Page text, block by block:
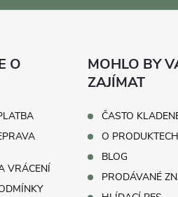
O
VRÁCENÍ
MOHLO BY
ZAJÍMAT
ČASTO
O PRODUKTECH
BLOG
PRODÁVANÉ